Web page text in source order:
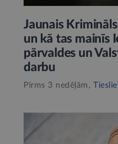
Jaunais
un kā tas mainīs
pārvaldes un
darbu
Pirms 3 nedēļām,